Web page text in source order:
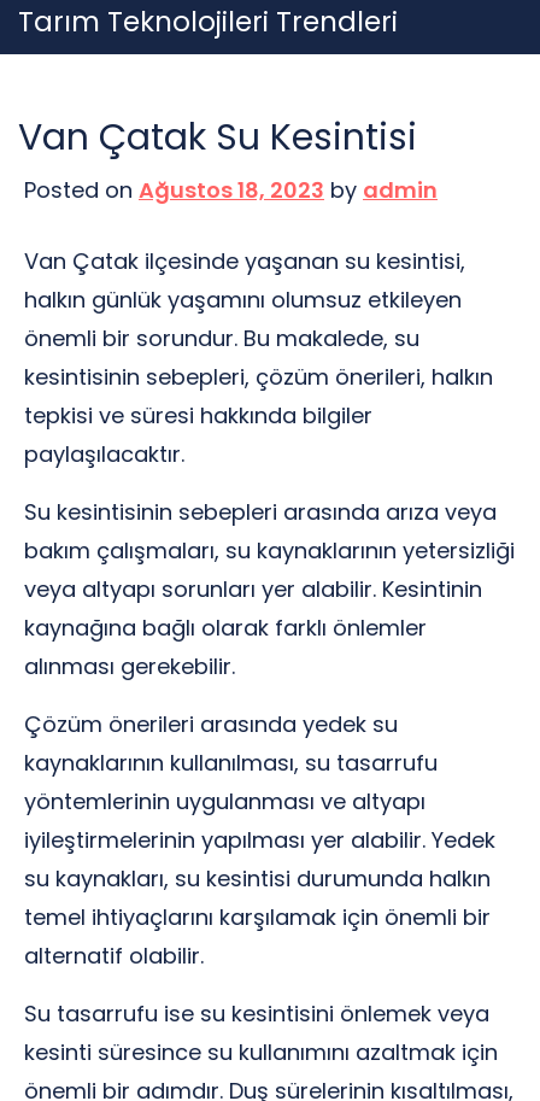
Skip
to
Tarım Teknolojileri Trendleri
Van Çatak Su Kesintisi
Posted on Ağustos 18, 2023 by admin
Van Çatak ilçesinde yaşanan su kesintisi,
halkın günlük yaşamını olumsuz etkileyen
önemli bir sorundur. Bu makalede, su
kesintisinin sebepleri, çözüm önerileri, halkın
tepkisi ve süresi hakkında bilgiler
paylaşılacaktır.
Su kesintisinin sebepleri arasında arıza veya
bakım çalışmaları, su kaynaklarının yetersizliği
veya altyapı sorunları yer alabilir. Kesintinin
kaynağına bağlı olarak farklı önlemler
alınması gerekebilir.
Çözüm önerileri arasında yedek su
kaynaklarının kullanılması, su tasarrufu
yöntemlerinin uygulanması ve altyapı
iyileştirmelerinin yapılması yer alabilir. Yedek
su kaynakları, su kesintisi durumunda halkın
temel ihtiyaçlarını karşılamak için önemli bir
alternatif olabilir.
Su tasarrufu ise su kesintisini önlemek veya
kesinti süresince su kullanımını azaltmak için
önemli bir adımdır. Duş sürelerinin kısaltılması,